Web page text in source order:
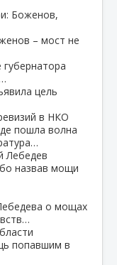
Боженов,
цель
пошла волна
Лебедев
назвав мощи
о мощах
попавшим в